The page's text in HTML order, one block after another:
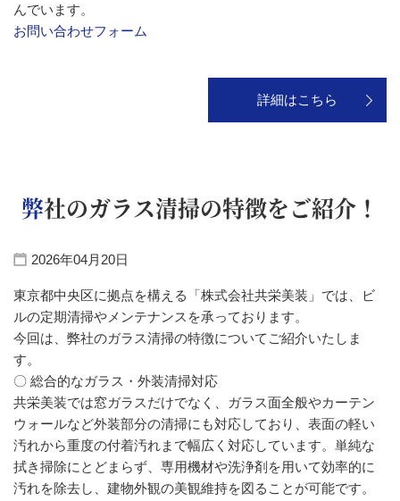
んでいます。
お問い合わせフォーム
詳細はこちら
弊社のガラス清掃の特徴をご紹介！
2026年04月20日
東京都中央区に拠点を構える「株式会社共栄美装」では、ビ
ルの定期清掃やメンテナンスを承っております。
今回は、弊社のガラス清掃の特徴についてご紹介いたしま
す。
〇 総合的なガラス・外装清掃対応
共栄美装では窓ガラスだけでなく、ガラス面全般やカーテン
ウォールなど外装部分の清掃にも対応しており、表面の軽い
汚れから重度の付着汚れまで幅広く対応しています。単純な
拭き掃除にとどまらず、専用機材や洗浄剤を用いて効率的に
汚れを除去し、建物外観の美観維持を図ることが可能です。